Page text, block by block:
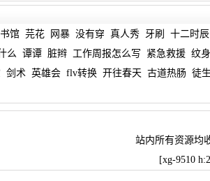
馆 芫花 网暴 没有穿 真人秀 牙刷
十二时辰
么 谭谭 脏辫 工作周报怎么写 紧急救援 纹
剑术 英雄会 flv转换 开往春天 古道热肠 徒
站内所有资源均
[xg-9510